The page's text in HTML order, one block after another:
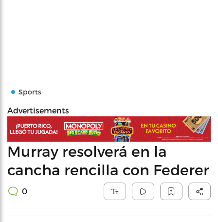
Sports
Advertisements
Murray resolverá en la
cancha rencilla con Federer
0